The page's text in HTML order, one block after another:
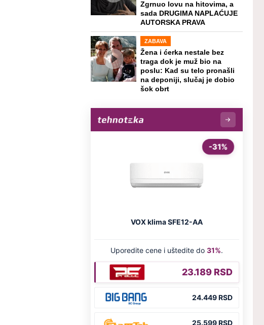
Zgrnuo lovu na hitovima, a
sada DRUGIMA NAPLAĆUJE
AUTORSKA PRAVA
ZABAVA
Žena i ćerka nestale bez
traga dok je muž bio na
poslu: Kad su telo pronašli
na deponiji, slučaj je dobio
šok obrt